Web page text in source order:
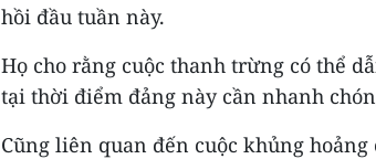
hồi đầu tuần này.
Họ cho rằng cuộc thanh trừng có thể
tại thời điểm đảng này cần nhanh
Cũng liên quan đến cuộc khủng